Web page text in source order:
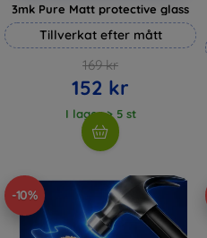
3mk Pure Matt protective glass
Tillverkat efter mått
169 kr
152 kr
I lager > 5 st
-10%